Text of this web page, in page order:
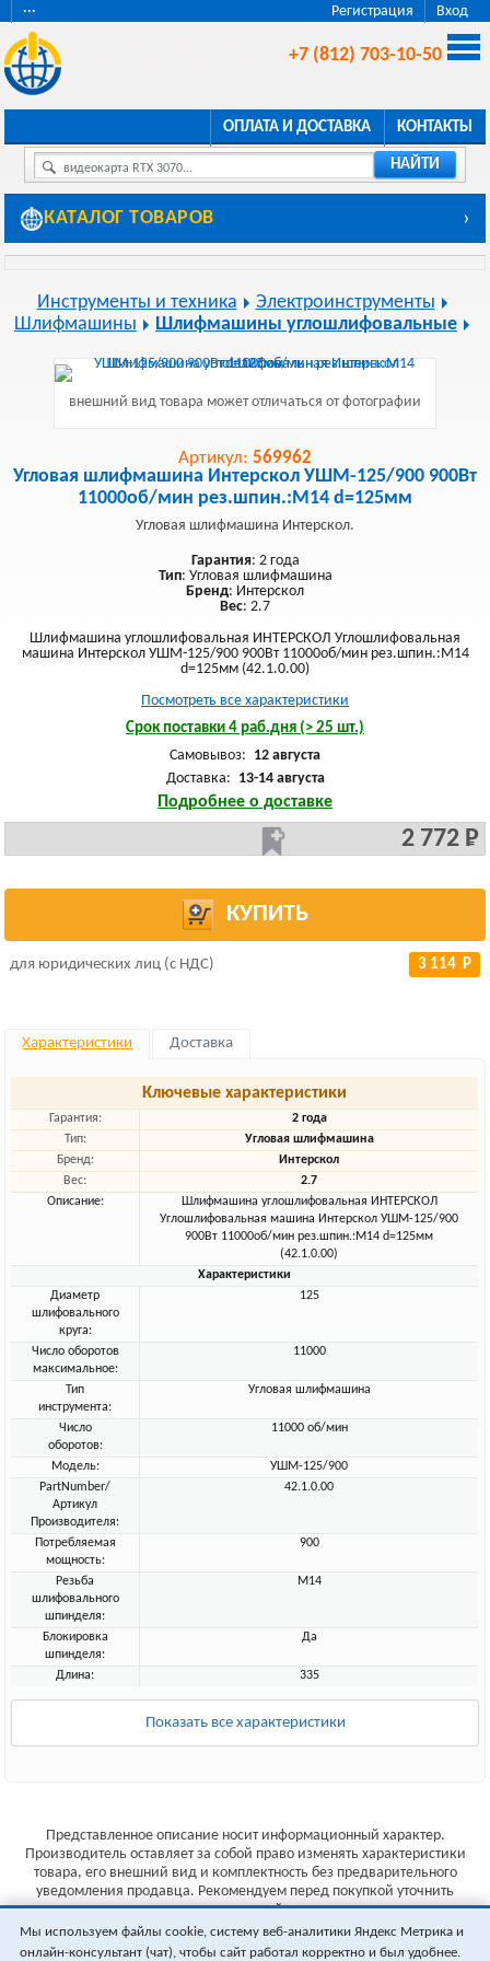
Регистрация Вход
···
+7 (812) 703-10-50
ОПЛАТА И ДОСТАВКА КОНТАКТЫ
видеокарта RTX 3070... НАЙТИ
КАТАЛОГ ТОВАРОВ ›
Инструменты и техника
Электроинструменты
Шлифмашины
Шлифмашины углошлифовальные
внешний вид товара может отличаться от фотографии
Артикул: 569962
Угловая шлифмашина Интерскол УШМ-125/900 900Вт
11000об/мин рез.шпин.:M14 d=125мм
Угловая шлифмашина Интерскол.
Гарантия: 2 года
Тип: Угловая шлифмашина
Бренд: Интерскол
Вес: 2.7
Шлифмашина углошлифовальная ИНТЕРСКОЛ Углошлифовальная
машина Интерскол УШМ-125/900 900Вт 11000об/мин рез.шпин.:M14
d=125мм (42.1.0.00)
Посмотреть все характеристики
Срок поставки 4 раб.дня (> 25 шт.)
Самовывоз: 12 августа
Доставка: 13-14 августа
Подробнее о доставке
2 772 Р
КУПИТЬ
для юридических лиц (с НДС) 3 114 Р
Характеристики Доставка
Ключевые характеристики
Гарантия:
2 года
Тип:
Угловая шлифмашина
Бренд:
Интерскол
Вес:
2.7
Описание:
Шлифмашина углошлифовальная ИНТЕРСКОЛ
Углошлифовальная машина Интерскол УШМ-125/900
900Вт 11000об/мин рез.шпин.:M14 d=125мм
(42.1.0.00)
Характеристики
Диаметр
шлифовального
круга:
125
Число оборотов
максимальное:
11000
Тип
инструмента:
Угловая шлифмашина
Число
оборотов:
11000 об/мин
Модель:
УШМ-125/900
PartNumber/
Артикул
Производителя:
42.1.0.00
Потребляемая
мощность:
900
Резьба
шлифовального
шпинделя:
M14
Блокировка
шпинделя:
Да
Длина: 335
Показать все характеристики
Представленное описание носит информационный характер.
Производитель оставляет за собой право изменять характеристики
товара, его внешний вид и комплектность без предварительного
уведомления продавца. Рекомендуем перед покупкой уточнить
характеристики товара на сайте производителя.
Указанные цены не являются публичной офертой (ст.435 ГК РФ).
Мы используем файлы cookie, систему веб-аналитики Яндекс Метрика и
онлайн-консультант (чат), чтобы сайт работал корректно и был удобнее.